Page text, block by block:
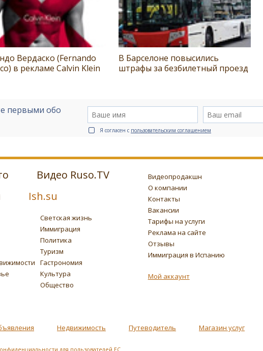
Вердаско (Fernando
в рекламе Calvin Klein
В Барселоне повысились
штрафы за безбилетный проезд
первыми обо
Я согласен с пользовательским соглашением
Видео Ruso.TV
Ish.su
Светская жизнь
Иммиграция
Политика
Туризм
Гастрономия
Культура
Общество
Видеопродакшн
О компании
Контакты
Вакансии
Тарифы на услуги
Реклама на сайте
Отзывы
Иммиграция в Испанию
Мой аккаунт
Недвижимость Путеводитель Магазин услуг
для пользователей ЕС